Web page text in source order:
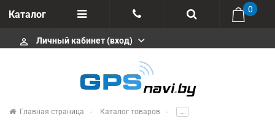
Каталог
Отзывы
+375 291646666
msa333
0
perm_identity Личный кабинет (вход)
Главная страница Каталог товаров .....